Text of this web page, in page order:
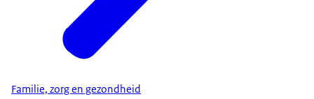
Familie, zorg en gezondheid